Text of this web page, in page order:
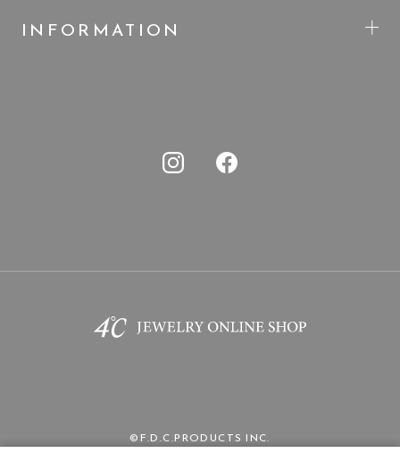
INFORMATION
©F.D.C.PRODUCTS INC.